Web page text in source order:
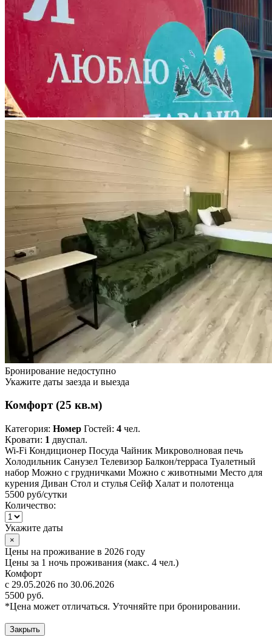
Бронирование недоступно
Укажите даты заезда и выезда
Комфорт (25 кв.м)
Категория: Номер Гостей: 4 чел.
Кровати: 1 двуспал.
Wi-Fi Кондиционер Посуда Чайник Микроволновая печь
Холодильник Санузел Телевизор Балкон/терраса Туалетный
набор Можно с грудничками Можно с животными Место для
курения Диван Стол и стулья Сейф Халат и полотенца
5500 руб/сутки
Количество:
Укажите даты
×
Цены на проживание в 2026 году
Цены за 1 ночь проживания (макс. 4 чел.)
Комфорт
с 29.05.2026 по 30.06.2026
5500 руб.
*Цена может отличаться. Уточняйте при бронировании.
Закрыть